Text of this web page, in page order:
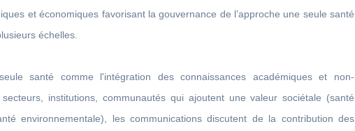
et économiques favorisant la gouvernance de l’approche une seule santé
échelles.
santé comme l'intégration des connaissances académiques et non-
institutions, communautés qui ajoutent une valeur sociétale (santé
environnementale), les communications discutent de la contribution des